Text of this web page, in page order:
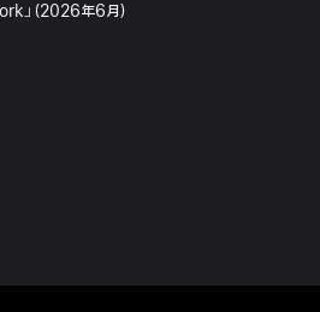
（2026年6月）